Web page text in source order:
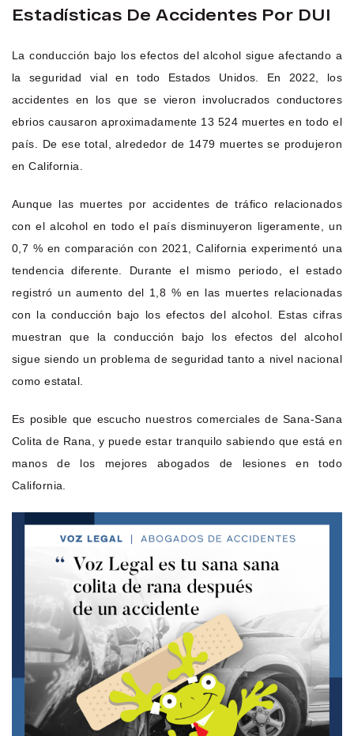
Estadísticas De Accidentes Por DUI
La conducción bajo los efectos del alcohol sigue afectando a
la seguridad vial en todo Estados Unidos. En 2022, los
accidentes en los que se vieron involucrados conductores
ebrios causaron aproximadamente 13 524 muertes en todo el
país. De ese total, alrededor de 1479 muertes se produjeron
en California.
Aunque las muertes por accidentes de tráfico relacionados
con el alcohol en todo el país disminuyeron ligeramente, un
0,7 % en comparación con 2021, California experimentó una
tendencia diferente. Durante el mismo periodo, el estado
registró un aumento del 1,8 % en las muertes relacionadas
con la conducción bajo los efectos del alcohol. Estas cifras
muestran que la conducción bajo los efectos del alcohol
sigue siendo un problema de seguridad tanto a nivel nacional
como estatal.
Es posible que escucho nuestros comerciales de Sana-Sana
Colita de Rana, y puede estar tranquilo sabiendo que está en
manos de los mejores abogados de lesiones en todo
California.